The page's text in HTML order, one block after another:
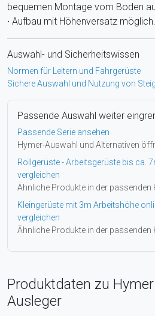
bequemen Montage vom Boden
∙ Aufbau mit Höhenversatz möglich.
Auswahl- und Sicherheitswissen
Normen für Leitern und Fahrgerüste
Sichere Auswahl und Nutzung von
Passende Auswahl weiter
Passende Serie ansehen
Hymer-Auswahl und Alternativen
Rollgerüste - Arbeitsgerüste bis ca.
vergleichen
Ähnliche Produkte in der passenden
Kleingerüste mit 3m Arbeitshöhe
vergleichen
Ähnliche Produkte in der passenden
Produktdaten zu
Ausleger